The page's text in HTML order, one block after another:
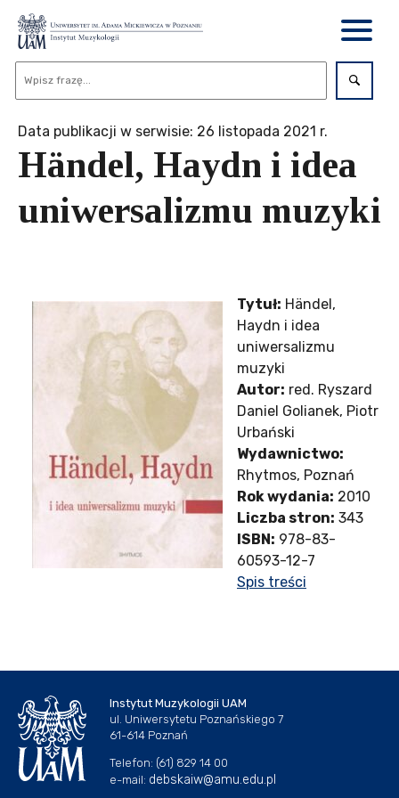
Data publikacji w serwisie: 26 listopada 2021 r.
Händel, Haydn i idea
uniwersalizmu muzyki
Tytuł: Händel,
Haydn i idea
uniwersalizmu
muzyki
Autor: red. Ryszard
Daniel Golianek, Piotr
Urbański
Wydawnictwo:
Rhytmos, Poznań
Rok wydania: 2010
Liczba stron: 343
ISBN: 978-83-
60593-12-7
Spis treści
Instytut Muzykologii UAM
ul. Uniwersytetu Poznańskiego 7
61-614 Poznań
Telefon: (61) 829 14 00
e-mail: debskaiw@amu.edu.pl